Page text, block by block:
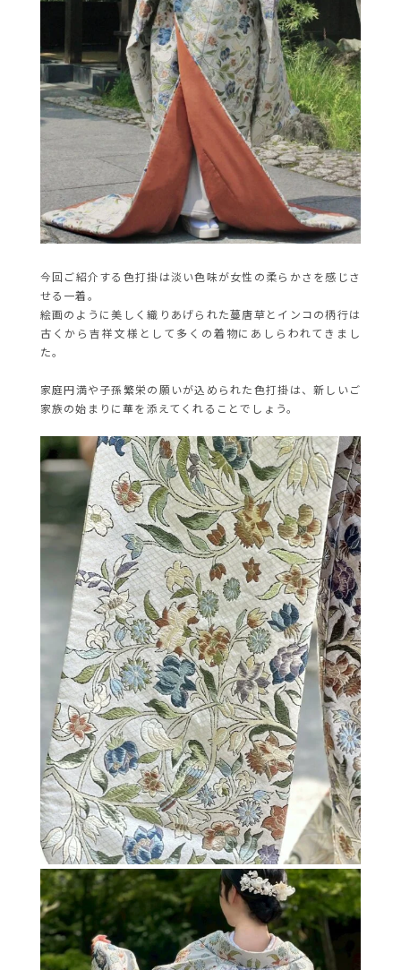
今回ご紹介する色打掛は淡い色味が女性の柔らかさを感じさ
せる一着。
絵画のように美しく織りあげられた蔓唐草とインコの柄行は
古くから吉祥文様として多くの着物にあしらわれてきまし
た。
家庭円満や子孫繁栄の願いが込められた色打掛は、新しいご
家族の始まりに華を添えてくれることでしょう。